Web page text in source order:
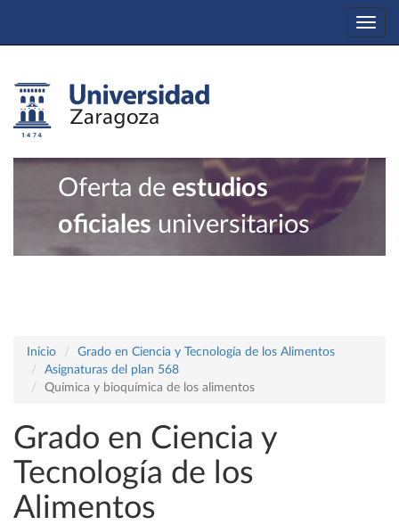
Oferta de estudios
oficiales universitarios
Inicio
Grado en Ciencia y Tecnología de los Alimentos
Asignaturas del plan 568
Química y bioquímica de los alimentos
Grado en Ciencia y
Tecnología de los
Alimentos